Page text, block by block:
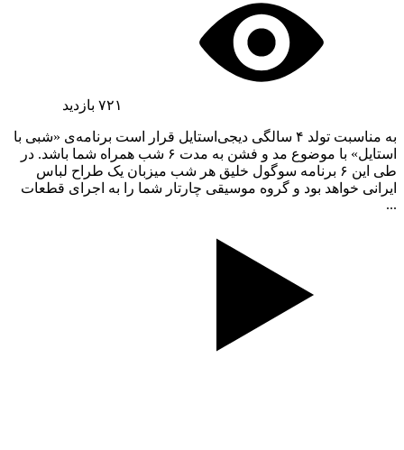
۷۲۱ بازدید
به مناسبت تولد ۴ سالگی دیجی‌استایل قرار است برنامه‌ی «شبی با
استایل» با موضوع مد و فشن به مدت ۶ شب همراه شما باشد. در
طی این ۶ برنامه سوگول خلیق هر شب میزبان یک طراح لباس
ایرانی خواهد بود و گروه موسیقی چارتار شما را به اجرای قطعات
...